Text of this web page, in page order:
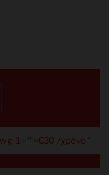
1="">€30 /χρόνο*